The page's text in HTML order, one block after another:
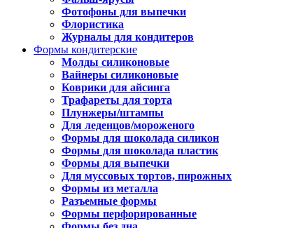
Фотофоны для выпечки
Флористика
Журналы для кондитеров
Формы кондитерские
Молды силиконовые
Вайнеры силиконовые
Коврики для айсинга
Трафареты для торта
Плунжеры/штампы
Для леденцов/мороженого
Формы для шоколада силикон
Формы для шоколада пластик
Формы для выпечки
Для муссовых тортов, пирожных
Формы из металла
Разъемные формы
Формы перфорированные